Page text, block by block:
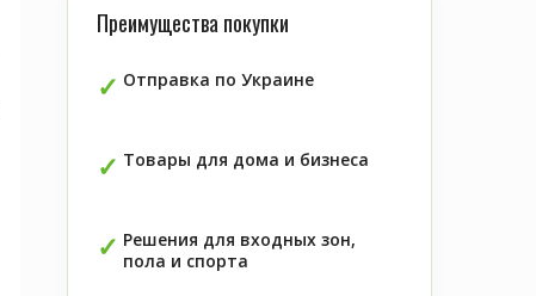
Преимущества покупки
Отправка по Украине
Товары для дома и бизнеса
Решения для входных зон,
пола и спорта